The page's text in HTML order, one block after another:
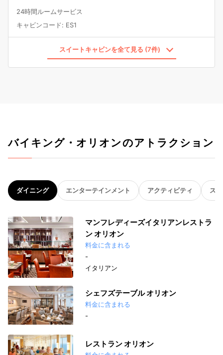
24時間ルームサービス
キャビンコード: ES1
スイートキャビンを全て見る (7件)
バイキング・オリオンのアトラクション
ダイニング エンターテインメント アクティビティ ス
マンフレディーズイタリアンレストラ
ン オリオン
料金に含まれる
-
イタリアン
シェフズテーブル オリオン
料金に含まれる
-
レストラン オリオン